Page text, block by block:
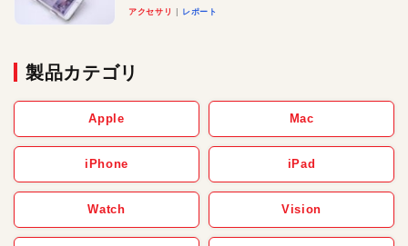
べる楽しさも
アクセサリ レポート
製品カテゴリ
Apple Mac
iPhone iPad
Watch Vision